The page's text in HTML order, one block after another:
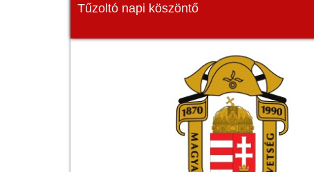
Tűzoltó napi köszöntő